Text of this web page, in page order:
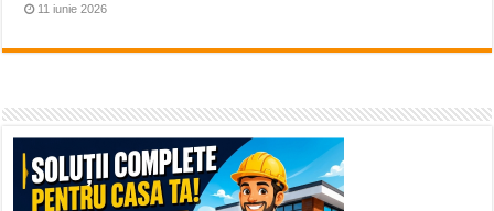
11 iunie 2026